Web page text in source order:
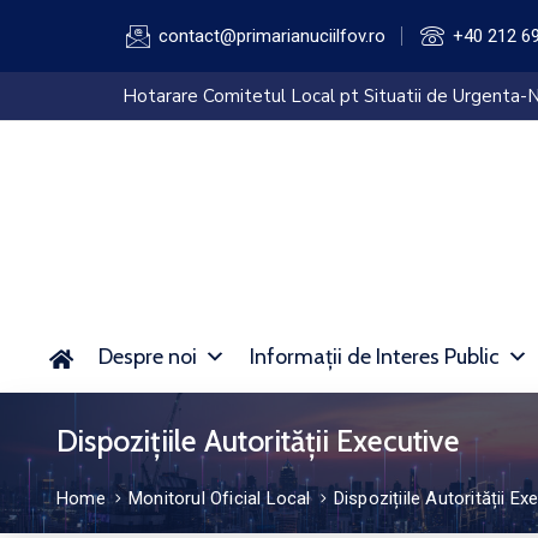
contact@primarianuciilfov.ro +40 212
Hotarare Comitetul Local pt Situatii de Urgenta-
Despre noi Informații de Interes Public
Dispozițiile Autorității Executive
Home Monitorul Oficial Local Dispozițiile Autorității